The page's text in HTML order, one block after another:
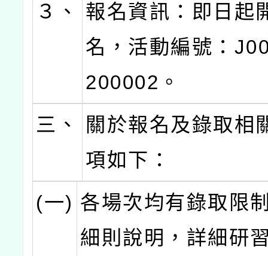
３、
報名資訊：即日起
名，活動編號：
200002。
三、
關於報名及錄取相
項如下：
(一) 各場次均有錄取限
細則說明，詳細研